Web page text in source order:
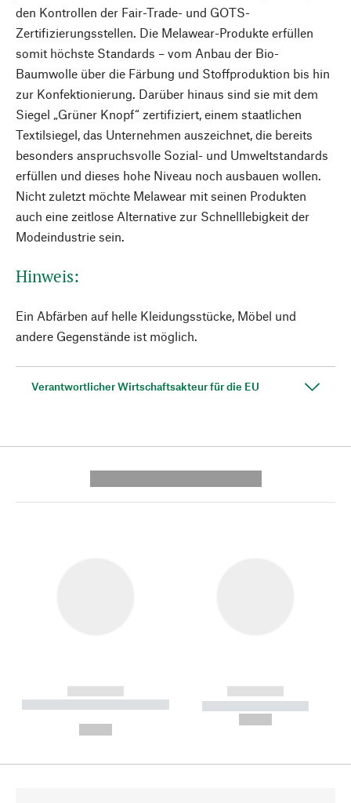
den Kontrollen der Fair-Trade- und GOTS-
Zertifizierungsstellen. Die Melawear-Produkte erfüllen
somit höchste Standards – vom Anbau der Bio-
Baumwolle über die Färbung und Stoffproduktion bis hin
zur Konfektionierung. Darüber hinaus sind sie mit dem
Siegel „Grüner Knopf“ zertifiziert, einem staatlichen
Textilsiegel, das Unternehmen auszeichnet, die bereits
besonders anspruchsvolle Sozial- und Umweltstandards
erfüllen und dieses hohe Niveau noch ausbauen wollen.
Nicht zuletzt möchte Melawear mit seinen Produkten
auch eine zeitlose Alternative zur Schnelllebigkeit der
Modeindustrie sein.
Hinweis:
Ein Abfärben auf helle Kleidungsstücke, Möbel und
andere Gegenstände ist möglich.
Verantwortlicher Wirtschaftsakteur für die EU
------------
----------- ----------- --------
------------
----------- -----------